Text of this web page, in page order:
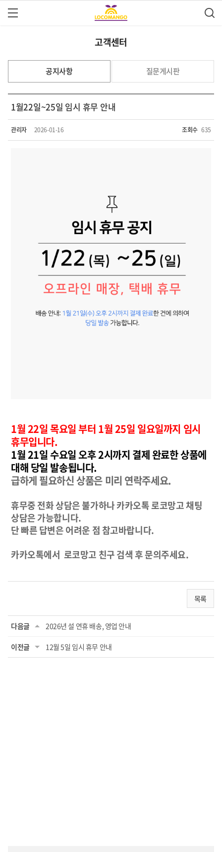
고객센터
공지사항 질문게시판
1월22일~25일 임시 휴무 안내
관리자 2026-01-16 조회수 635
1월 22일 목요일 부터 1월 25일 일요일까지 임시
휴무입니다.
1월 21일 수요일 오후 2시까지 결제 완료한 상품에
대해 당일 발송됩니다.
급하게 필요하신 상품은 미리 연락주세요.
휴무중 전화 상담은 불가하나 카카오톡 로코망고 채팅
상담은 가능합니다.
단 빠른 답변은 어려운 점 참고바랍니다.
카카오톡에서 로코망고 친구 검색 후 문의주세요.
목록
다음글 2026년 설 연휴 배송, 영업 안내
이전글 12월 5일 임시 휴무 안내